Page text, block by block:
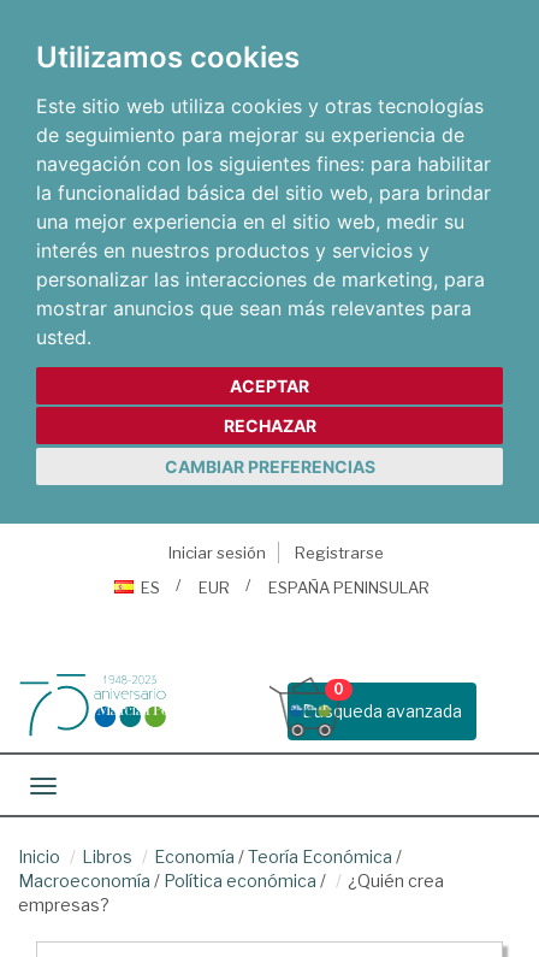
Utilizamos cookies
Este sitio web utiliza cookies y otras tecnologías
de seguimiento para mejorar su experiencia de
navegación con los siguientes fines: para habilitar
la funcionalidad básica del sitio web, para brindar
una mejor experiencia en el sitio web, medir su
interés en nuestros productos y servicios y
personalizar las interacciones de marketing, para
mostrar anuncios que sean más relevantes para
usted.
ACEPTAR
RECHAZAR
CAMBIAR PREFERENCIAS
Iniciar sesión
Registrarse
ES
EUR ESPAÑA PENINSULAR
Busqueda avanzada
0
Toggle navigation
Inicio Libros Economía /Teoría Económica /
Macroeconomía / Política económica /
¿Quién crea
empresas?